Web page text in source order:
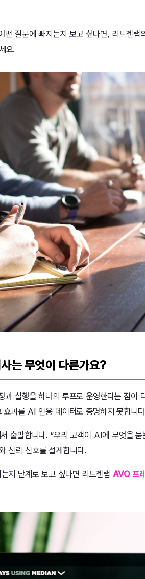
떤 질문에 빠지는지 보고 싶다면, 리드젠랩
요.
는 무엇이 다른가요?
과 실행을 하나의 루프로 운영한다는 점이
효과를 AI 인용 데이터로 증명하지 못합니
출발합니다. “우리 고객이 AI에 무엇을
신뢰 신호를 설계합니다.
지 단계로 보고 싶다면 리드젠랩 AVO 프